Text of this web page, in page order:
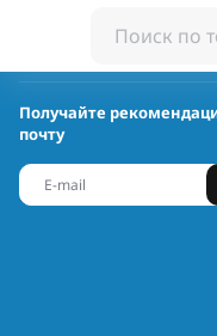
Получайте
почту